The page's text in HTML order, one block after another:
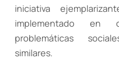
iniciativa
implementado en
problemáticas
similares.